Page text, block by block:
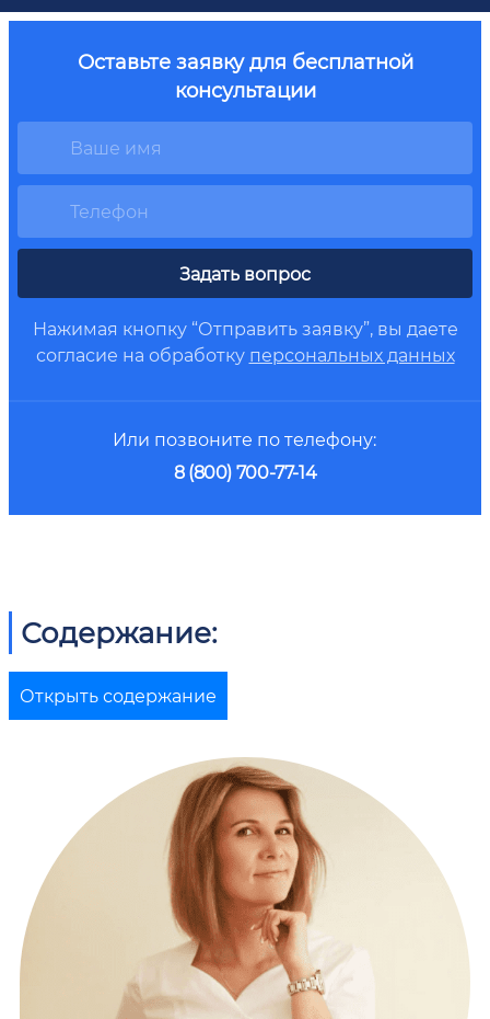
Оставьте заявку для бесплатной
консультации
Задать вопрос
Нажимая кнопку “Отправить заявку”, вы даете
согласие на обработку персональных данных
Или позвоните по телефону:
8 (800) 700-77-14
Содержание:
Открыть содержание